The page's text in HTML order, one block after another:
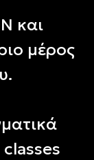
και
μέρος